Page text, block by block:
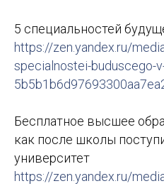
5 специальностей
https://zen.yandex.ru/
specialnostei-buduscego-
Бесплатное высшее
как после школы
университет
https://zen.yandex.ru/